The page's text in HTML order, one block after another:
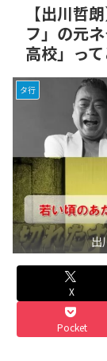
【出川哲
フ」の元
高校」っ
タ行
出
X
Pocket